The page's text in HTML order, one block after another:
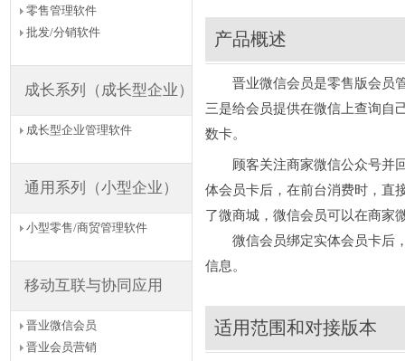
零售管理软件
批发/分销软件
成长系列（成长型企业）
成长型企业管理软件
通用系列（小型企业）
小型零售/商贸管理软件
移动互联与协同应用
晋业微信会员
晋业会员营销
产品概述
晋业微信会员是零售版会员管
三是给会员提供在微信上查询自
数卡。
顾客关注商家微信公众号并回
体会员卡后，在前台消费时，直
了微商城，微信会员可以在商家
微信会员绑定实体会员卡后，
信息。
适用范围和对接版本